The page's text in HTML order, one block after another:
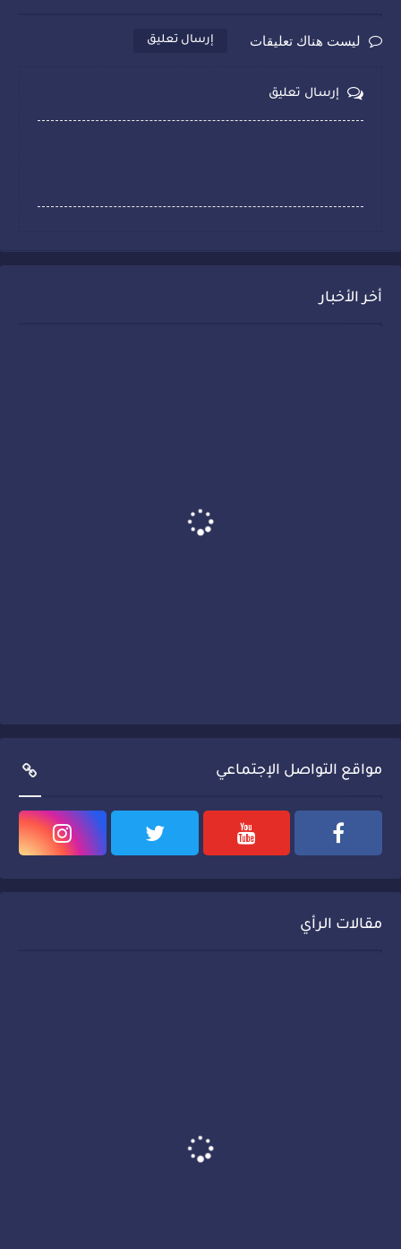
ليست هناك تعليقات إرسال تعليق
إرسال تعليق
أخر الأخبار
مواقع التواصل الإجتماعي
مقالات الرأي